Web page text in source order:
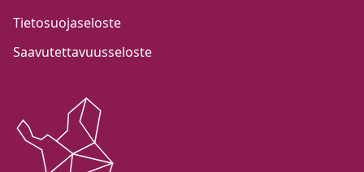
Tietosuojaseloste
Saavutettavuusseloste